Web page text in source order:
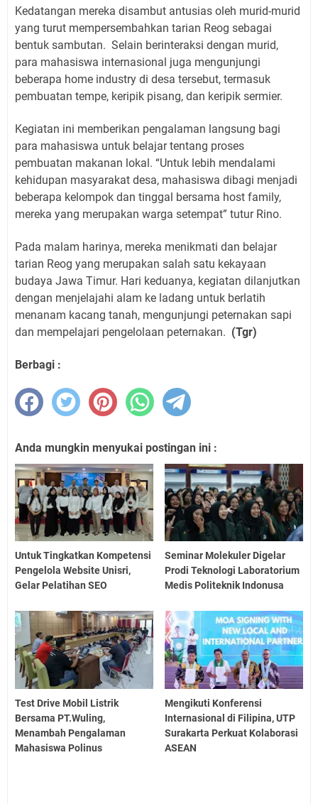
Kedatangan mereka disambut antusias oleh murid-murid
yang turut mempersembahkan tarian Reog sebagai
bentuk sambutan. Selain berinteraksi dengan murid,
para mahasiswa internasional juga mengunjungi
beberapa home industry di desa tersebut, termasuk
pembuatan tempe, keripik pisang, dan keripik sermier.
Kegiatan ini memberikan pengalaman langsung bagi
para mahasiswa untuk belajar tentang proses
pembuatan makanan lokal. “Untuk lebih mendalami
kehidupan masyarakat desa, mahasiswa dibagi menjadi
beberapa kelompok dan tinggal bersama host family,
mereka yang merupakan warga setempat” tutur Rino.
Pada malam harinya, mereka menikmati dan belajar
tarian Reog yang merupakan salah satu kekayaan
budaya Jawa Timur. Hari keduanya, kegiatan dilanjutkan
dengan menjelajahi alam ke ladang untuk berlatih
menanam kacang tanah, mengunjungi peternakan sapi
dan mempelajari pengelolaan peternakan. (Tgr)
Berbagi :
Anda mungkin menyukai postingan ini :
Untuk Tingkatkan Kompetensi
Pengelola Website Unisri,
Gelar Pelatihan SEO
Seminar Molekuler Digelar
Prodi Teknologi Laboratorium
Medis Politeknik Indonusa
Test Drive Mobil Listrik
Bersama PT.Wuling,
Menambah Pengalaman
Mahasiswa Polinus
Mengikuti Konferensi
Internasional di Filipina, UTP
Surakarta Perkuat Kolaborasi
ASEAN